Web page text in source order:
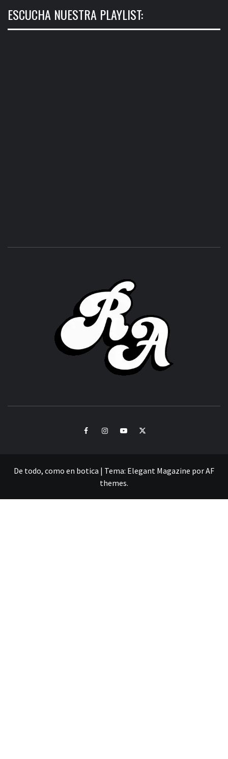
ESCUCHA NUESTRA PLAYLIST:
FacebookInstagramYoutubeTwitter
De todo, como en botica | Tema: Elegant Magazine porAF
themes.